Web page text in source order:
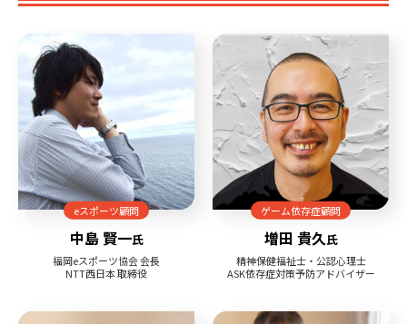
eスポーツ顧問
中島 賢一氏
福岡eスポーツ協会 会長
NTT西日本 取締役
ゲーム依存症顧問
増田 貴久氏
精神保健福祉士・公認心理士
ASK依存症対策予防アドバイザー